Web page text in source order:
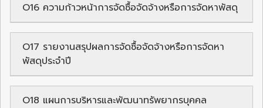
O16 ความก้าวหน้าการจัดซื้อจัดจ้างหรือการจัดหาพัสดุ
O17 รายงานสรุปผลการจัดซื้อจัดจ้างหรือการจัดหา
พัสดุประจำปี
O18 แผนการบริหารและพัฒนาทรัพยากรบุคคล